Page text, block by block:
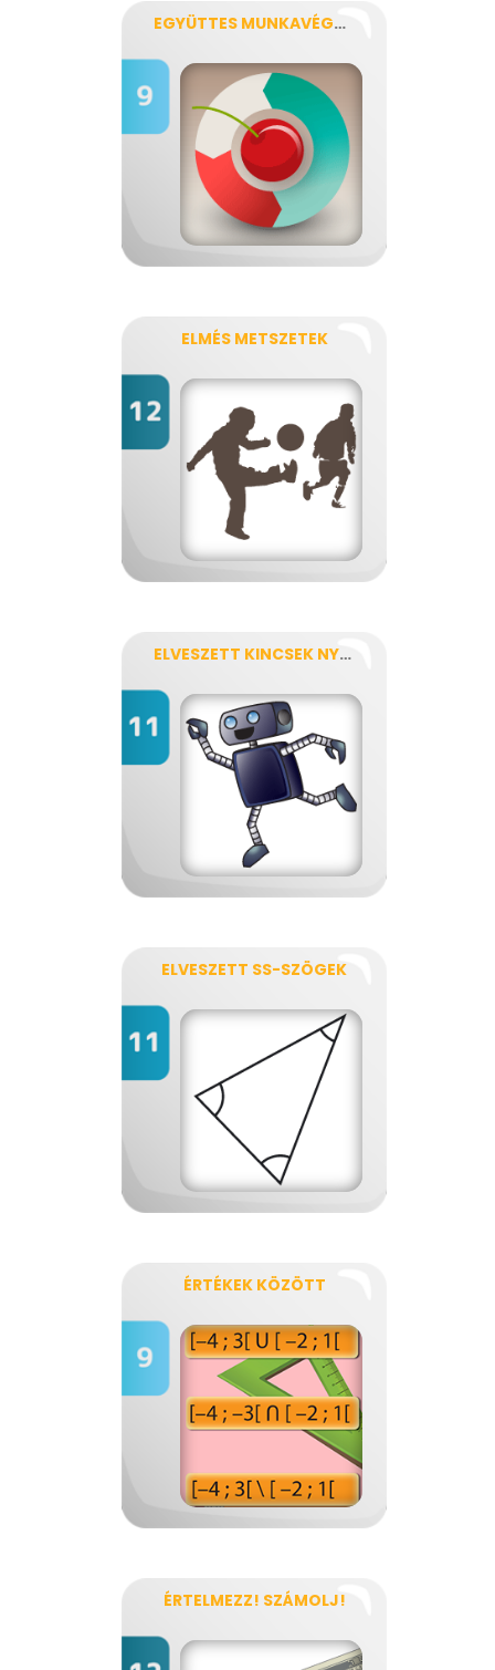
EGYÜTTES MUNKAVÉGZÉS
ELMÉS METSZETEK
ELVESZETT KINCSEK NYOMÁBAN
ELVESZETT SS-SZÖGEK
ÉRTÉKEK KÖZÖTT
ÉRTELMEZZ! SZÁMOLJ!